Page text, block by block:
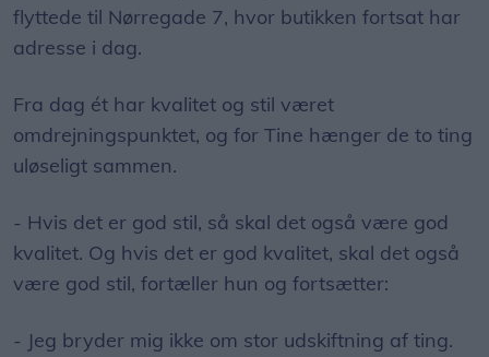
flyttede til Nørregade 7, hvor butikken fortsat har
adresse i dag.
Fra dag ét har kvalitet og stil været
omdrejningspunktet, og for Tine hænger de to ting
uløseligt sammen.
- Hvis det er god stil, så skal det også være god
kvalitet. Og hvis det er god kvalitet, skal det også
være god stil, fortæller hun og fortsætter:
- Jeg bryder mig ikke om stor udskiftning af ting.